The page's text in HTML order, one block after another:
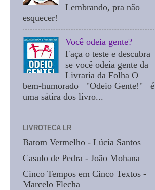
Lembrando, pra não
esquecer!
Você odeia gente?
Faça o teste e descubra
se você odeia gente da
Livraria da Folha O
bem-humorado "Odeio Gente!" é
uma sátira dos livro...
LIVROTECA LR
Batom Vermelho - Lúcia Santos
Casulo de Pedra - João Mohana
Cinco Tempos em Cinco Textos -
Marcelo Flecha